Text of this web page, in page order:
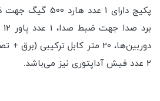
2 عدد فیش آداپتوری نیز می‌باشد.